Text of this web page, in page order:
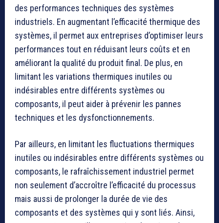
des performances techniques des systèmes
industriels. En augmentant l’efficacité thermique des
systèmes, il permet aux entreprises d’optimiser leurs
performances tout en réduisant leurs coûts et en
améliorant la qualité du produit final. De plus, en
limitant les variations thermiques inutiles ou
indésirables entre différents systèmes ou
composants, il peut aider à prévenir les pannes
techniques et les dysfonctionnements.
Par ailleurs, en limitant les fluctuations thermiques
inutiles ou indésirables entre différents systèmes ou
composants, le rafraîchissement industriel permet
non seulement d’accroître l’efficacité du processus
mais aussi de prolonger la durée de vie des
composants et des systèmes qui y sont liés. Ainsi,